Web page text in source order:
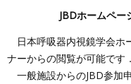
JBDホームペー
日本呼吸器内視鏡学会ホ
ナーからの閲覧が可能です．
一般施設からのJBD参加